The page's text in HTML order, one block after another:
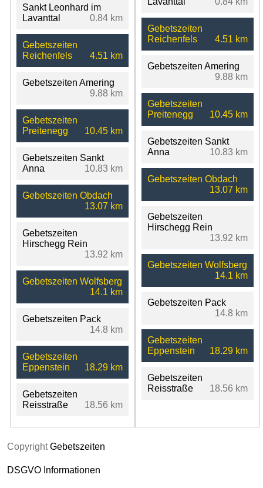
Sankt Leonhard im
Lavanttal
0.84 km
Gebetszeiten
Reichenfels
4.51 km
Gebetszeiten Amering
9.88 km
Gebetszeiten
Preitenegg
10.45 km
Gebetszeiten Sankt
Anna
10.83 km
Gebetszeiten Obdach
13.07 km
Gebetszeiten
Hirschegg Rein
13.92 km
Gebetszeiten Wolfsberg
14.1 km
Gebetszeiten Pack
14.8 km
Gebetszeiten
Eppenstein
18.29 km
Gebetszeiten
Reisstraße
18.56 km
Gebetszeiten
Reichenfels
4.51 km
Gebetszeiten Amering
9.88 km
Gebetszeiten
Preitenegg
10.45 km
Gebetszeiten Sankt
Anna
10.83 km
Gebetszeiten Obdach
13.07 km
Gebetszeiten
Hirschegg Rein
13.92 km
Gebetszeiten Wolfsberg
14.1 km
Gebetszeiten Pack
14.8 km
Gebetszeiten
Eppenstein
18.29 km
Gebetszeiten
Reisstraße
18.56 km
CopyrightGebetszeiten
DSGVO Informationen